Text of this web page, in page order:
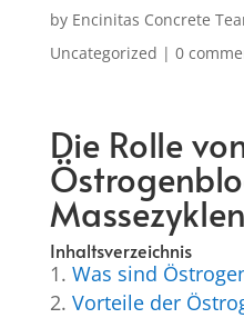
by Encinitas Concrete
Uncategorized | 0
Die Rolle
Massezyklen
Inhaltsverzeichnis
Was sind
Vorteile der